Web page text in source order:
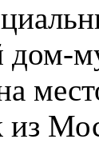
дом-
из